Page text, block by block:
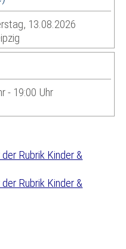
13.08.2026
- 19:00 Uhr